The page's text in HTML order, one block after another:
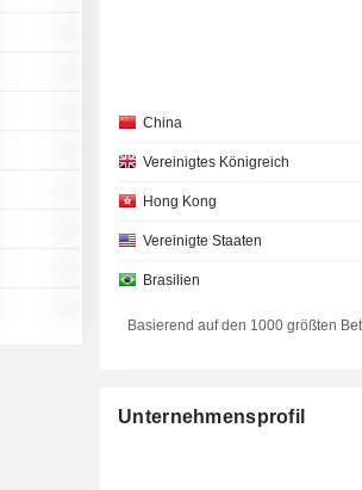
China
Vereinigtes Königreich
Hong Kong
Vereinigte Staaten
Brasilien
Basierend auf den 1000 größten
Unternehmensprofil